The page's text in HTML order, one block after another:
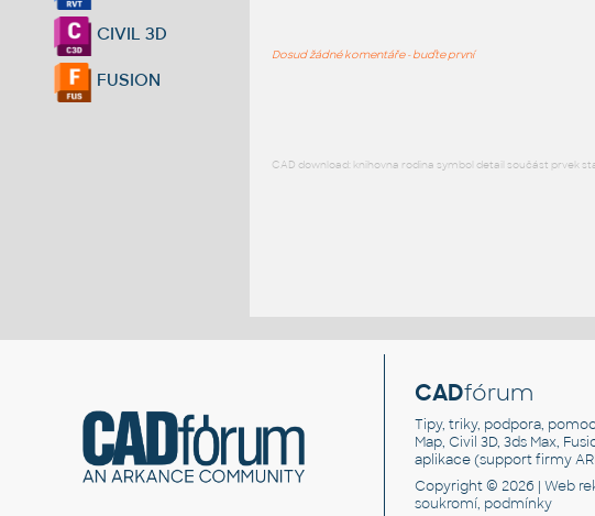
CIVIL 3D
FUSION
Dosud žádné komentáře - buďte první
CAD download: knihovna rodina symbol detail součást prvek
CADfórum
Tipy, triky, podpora,
Map, Civil 3D, 3ds Max,
aplikace (support firmy
Copyright © 2026 |Web
soukromí, podmínky